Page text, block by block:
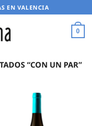
EN VALENCIA
0
“CON UN PAR”